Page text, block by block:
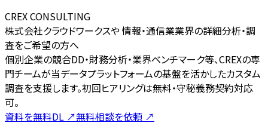
CREX CONSULTING
株式会社クラウドワークスや 情報・通信業業界の詳細分析・調
査をご希望の方へ
個別企業の競合DD・財務分析・業界ベンチマーク等、CREXの専
門チームが当データプラットフォームの基盤を活かしたカスタム
調査を支援します。初回ヒアリングは無料・守秘義務契約対応
可。
資料を無料DL ↗無料相談を依頼 ↗